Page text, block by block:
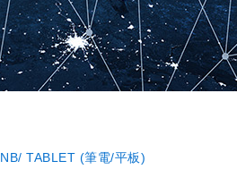
NB/ TABLET (筆電/平板)